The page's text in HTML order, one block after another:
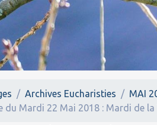
Archives Eucharisties
MAI
du Mardi 22 Mai 2018 : Mardi de